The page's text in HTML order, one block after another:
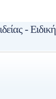
- Ειδική